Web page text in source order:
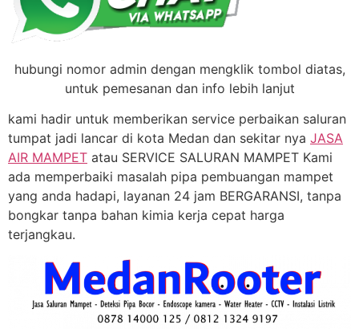
hubungi nomor admin dengan mengklik tombol diatas,
untuk pemesanan dan info lebih lanjut
kami hadir untuk memberikan service perbaikan saluran
tumpat jadi lancar di kota Medan dan sekitar nya JASA
AIR MAMPET atau SERVICE SALURAN MAMPET Kami
ada memperbaiki masalah pipa pembuangan mampet
yang anda hadapi, layanan 24 jam BERGARANSI, tanpa
bongkar tanpa bahan kimia kerja cepat harga
terjangkau.